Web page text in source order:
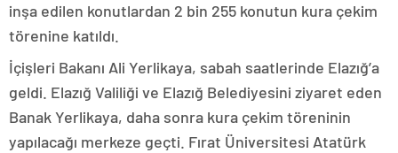
inşa edilen konutlardan 2 bin 255 konutun kura çekim
törenine katıldı.
İçişleri Bakanı Ali Yerlikaya, sabah saatlerinde Elazığ’a
geldi. Elazığ Valiliği ve Elazığ Belediyesini ziyaret eden
Banak Yerlikaya, daha sonra kura çekim töreninin
yapılacağı merkeze geçti. Fırat Üniversitesi Atatürk